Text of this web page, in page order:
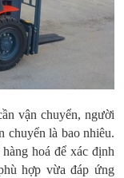
vận chuyển, người
chuyển là bao nhiêu.
hoá để xác định
hợp vừa đáp ứng